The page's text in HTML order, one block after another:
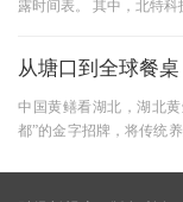
露时间表。 其中，北特科
从塘口到全球餐
中国黄鳝看湖北，湖北
都”的金字招牌，将传统